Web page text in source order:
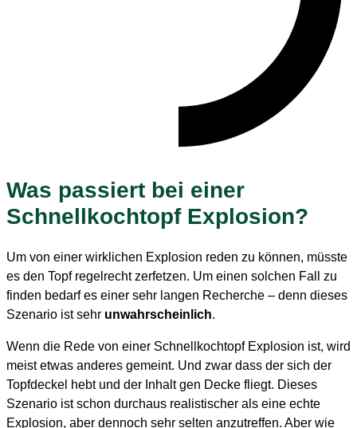
Was passiert bei einer
Schnellkochtopf Explosion?
Um von einer wirklichen Explosion reden zu können, müsste
es den Topf regelrecht zerfetzen. Um einen solchen Fall zu
finden bedarf es einer sehr langen Recherche – denn dieses
Szenario ist sehr unwahrscheinlich.
Wenn die Rede von einer Schnellkochtopf Explosion ist, wird
meist etwas anderes gemeint. Und zwar dass der sich der
Topfdeckel hebt und der Inhalt gen Decke fliegt. Dieses
Szenario ist schon durchaus realistischer als eine echte
Explosion, aber dennoch sehr selten anzutreffen. Aber wie